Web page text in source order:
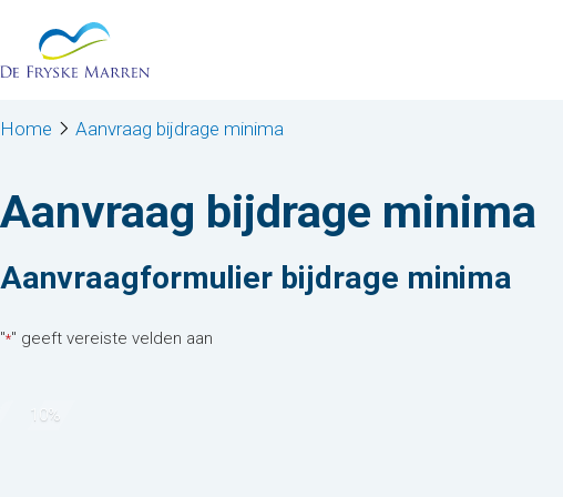
Ga naar de inhoud
Home Aanvraag bijdrage minima
Aanvraag bijdrage minima
Aanvraagformulier bijdrage minima
"*" geeft vereiste velden aan
10%
van